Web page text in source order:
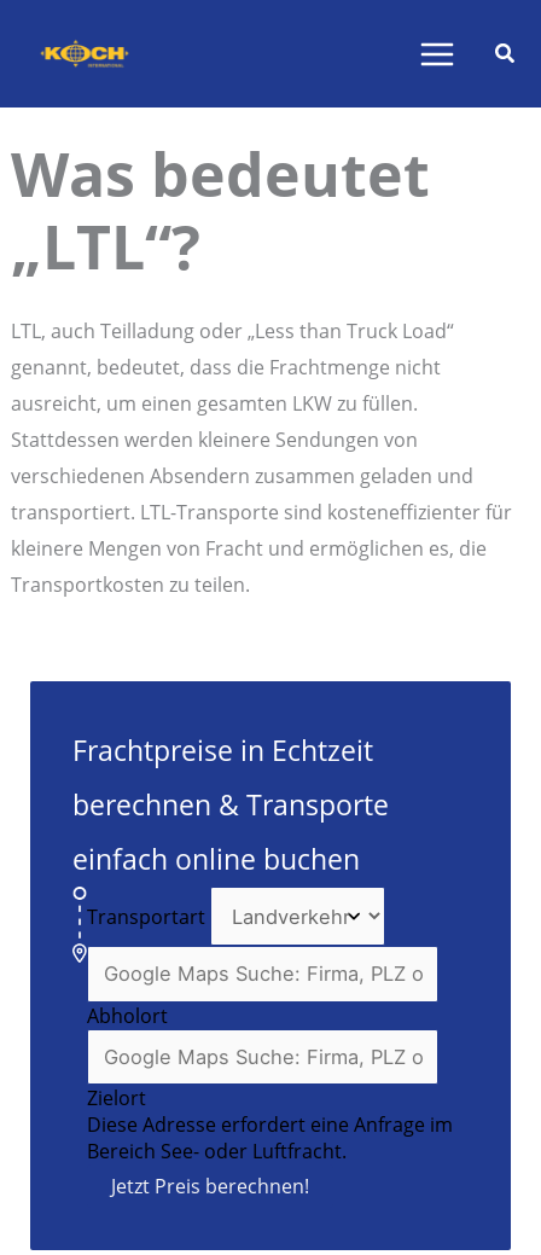
Inhalt
Was bedeutet
„LTL“?
LTL, auch Teilladung oder „Less than Truck Load“
genannt, bedeutet, dass die Frachtmenge nicht
ausreicht, um einen gesamten LKW zu füllen.
Stattdessen werden kleinere Sendungen von
verschiedenen Absendern zusammen geladen und
transportiert. LTL-Transporte sind kosteneffizienter für
kleinere Mengen von Fracht und ermöglichen es, die
Transportkosten zu teilen.
Frachtpreise in Echtzeit
berechnen & Transporte
einfach online buchen
Transportart
Abholort
Zielort
Diese Adresse erfordert eine Anfrage im
Bereich See- oder Luftfracht.
Jetzt Preis berechnen!